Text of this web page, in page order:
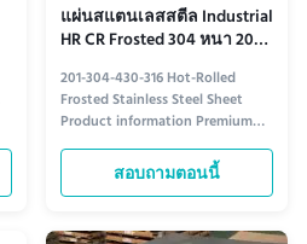
แผ่นสแตนเลสสตีล Industrial
HR CR Frosted 304 หนา 201
304 430 316
201-304-430-316 Hot-Rolled
Frosted Stainless Steel Sheet
Product information Premium
Hot-Rolled Frosted Stainless
Steel Sheet Ideal for modern
industrial and decorative
stainless steel sheet features a
สอบถามตอนนี้